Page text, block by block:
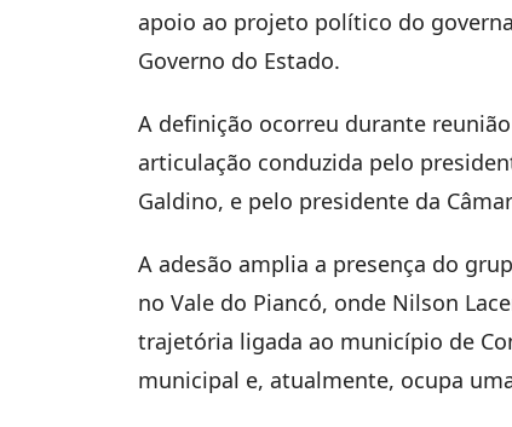
apoio ao projeto político do
Governo do Estado.
A definição ocorreu durante
articulação conduzida pelo
Galdino, e pelo presidente da
A adesão amplia a presença do
no Vale do Piancó, onde Nilson
trajetória ligada ao município de
municipal e, atualmente, ocupa